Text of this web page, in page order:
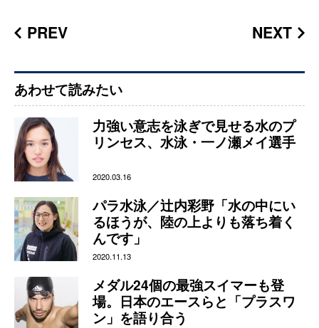
PREV NEXT
あわせて読みたい
力強い意志を泳ぎで見せる水のプ
リンセス、水泳・一ノ瀬メイ選手
2020.03.16
パラ水泳／辻内彩野「水の中にい
るほうが、陸の上よりも落ち着く
んです」
2020.11.13
メダル24個の最強スイマーも登
場。日本のエースらと「プラスワ
ン」を語り合う